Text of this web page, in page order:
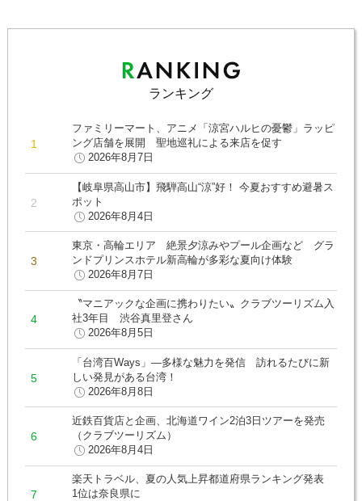
ランキング
ファミリーマート、アニメ「涼宮ハルヒの憂鬱」ラッピ
ング店舗を展開 聖地巡礼による来店を促す
2026年8月7日
【岐阜県高山市】飛騨高山“涼”好！ 今夏おすすめ避暑ス
ポット
2026年8月4日
東京・高輪エリア 絶景夕涼みやプール企画など グラ
ンドプリンスホテル新高輪が多彩な夏向け体験
2026年8月7日
〝マニアックな企画に携わりたい〟クラブツーリズム入
社3年目 渋谷真里登さん
2026年8月5日
「台湾百Ways」―多様な魅力を発信 訪れるたびに新
しい発見がある台湾！
2026年8月8日
近鉄百貨店と企画、北海道ワイン2泊3日ツアーを発売
（クラブツーリズム）
2026年8月4日
楽天トラベル、夏の人気上昇都道府県ランキング発表
1位は奈良県に